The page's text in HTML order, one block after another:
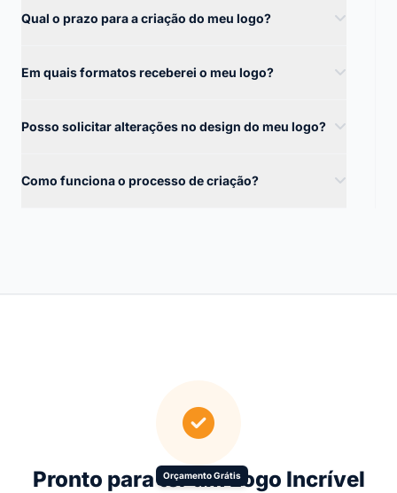
Qual o prazo para a criação do meu logo?
Em quais formatos receberei o meu logo?
Posso solicitar alterações no design do meu logo?
Como funciona o processo de criação?
Orçamento Grátis
Pronto para ter um Logo Incrível